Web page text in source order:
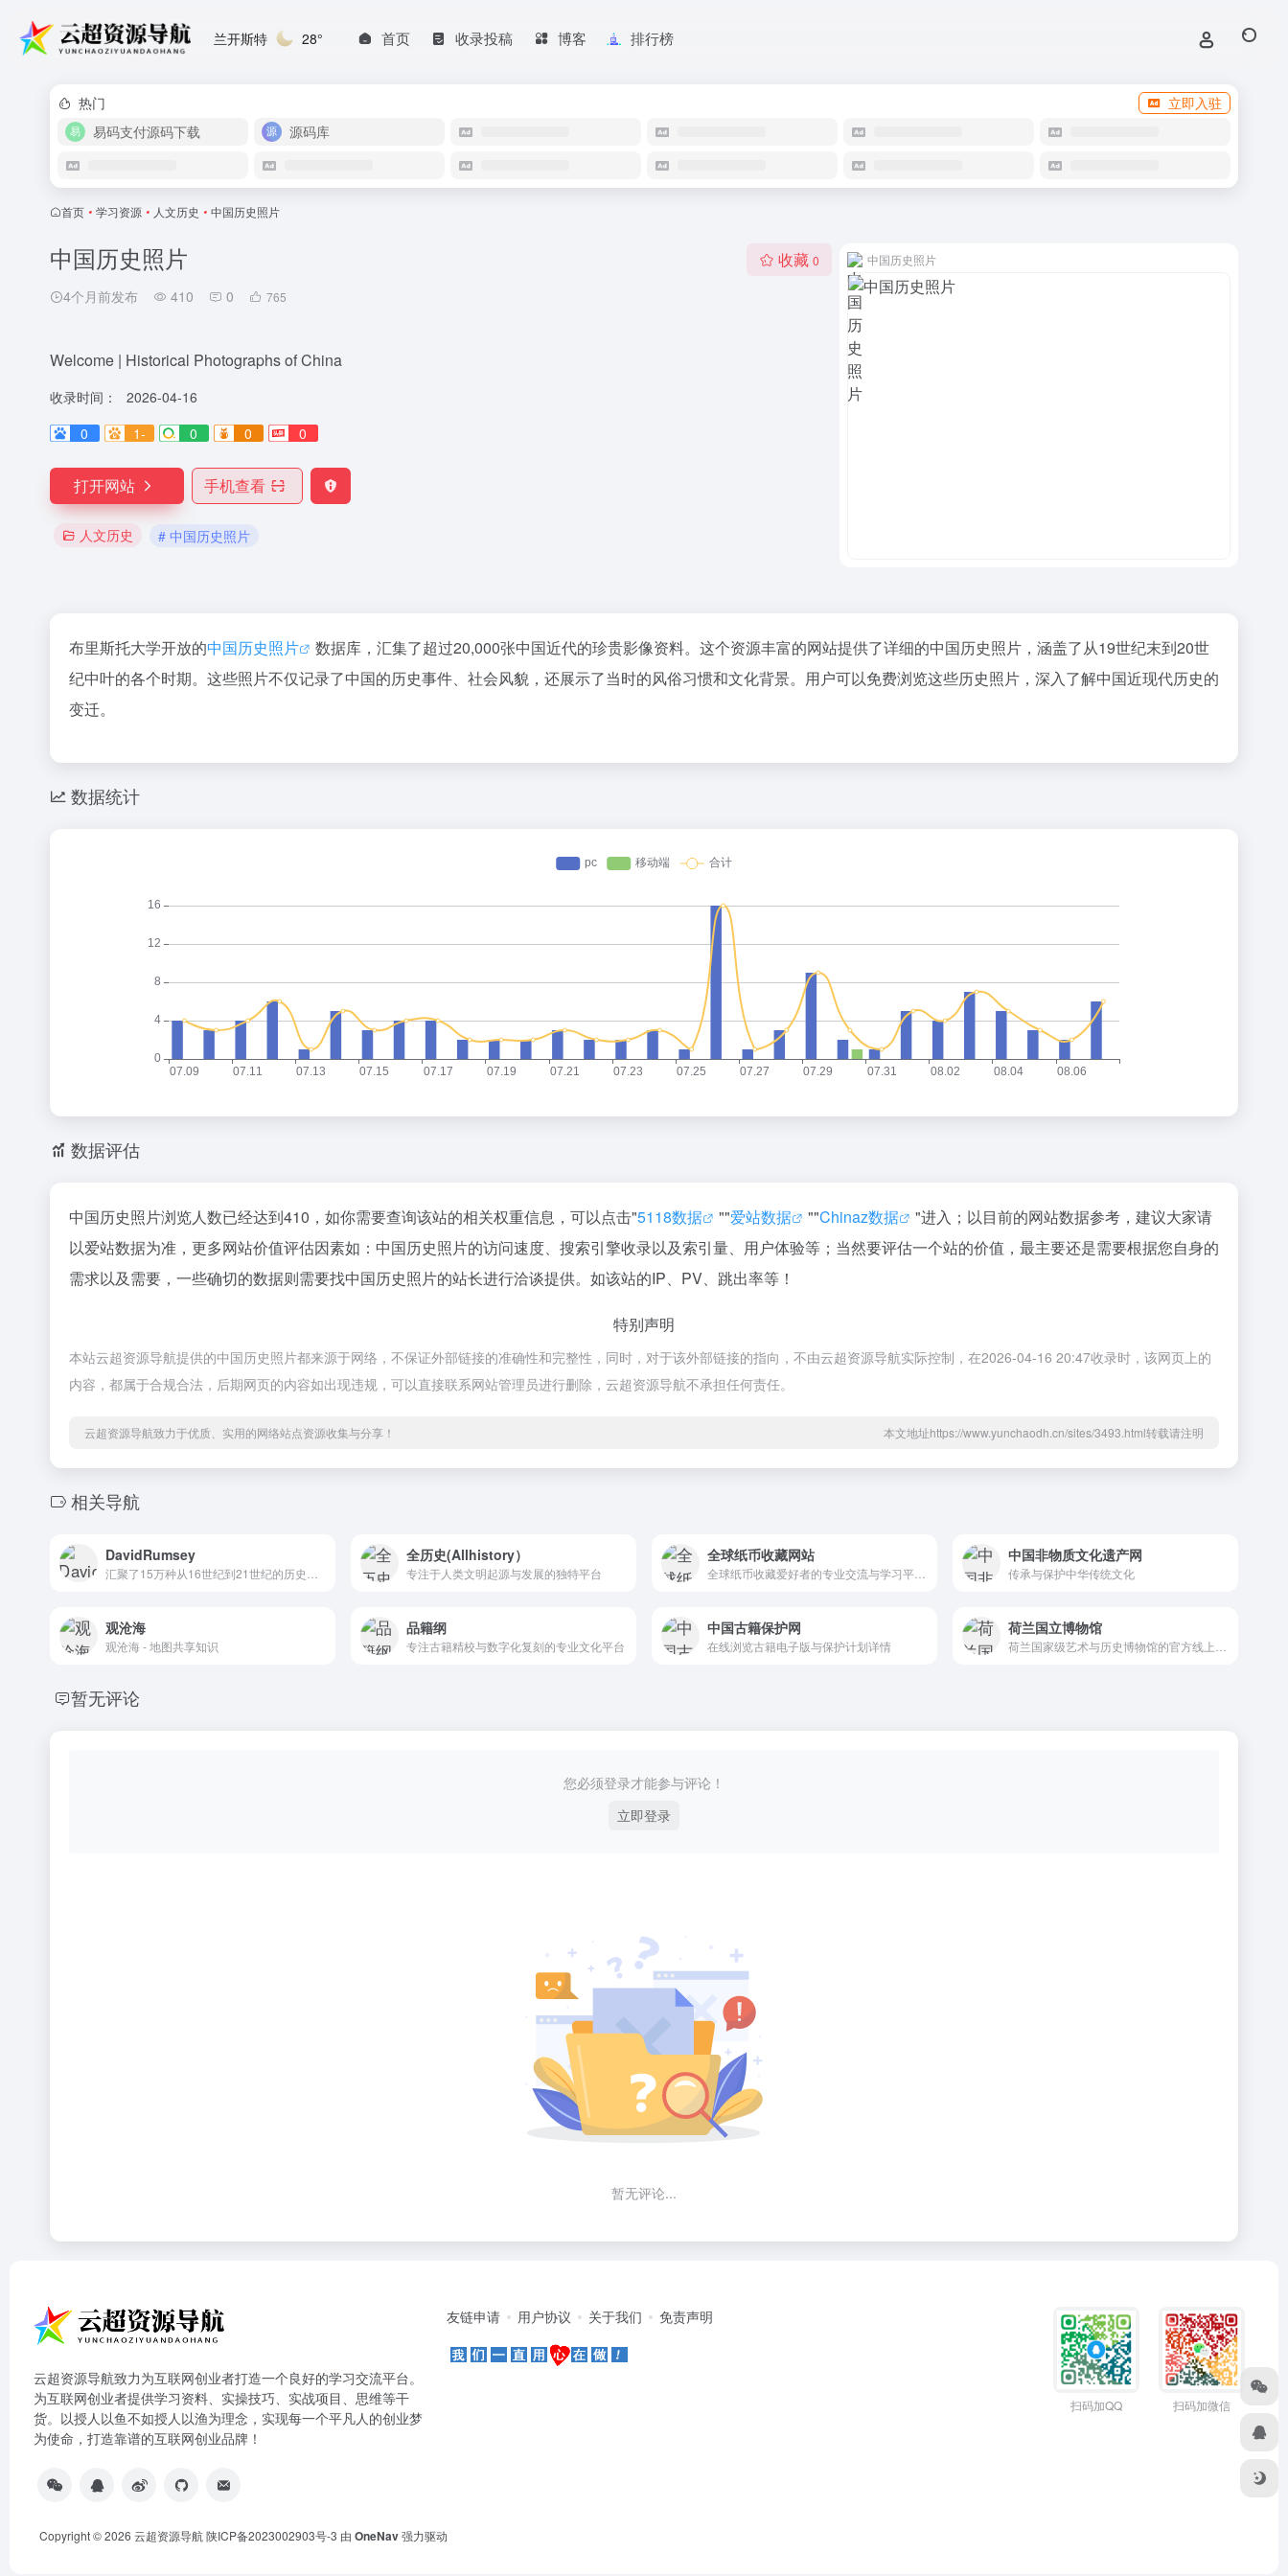
兰开斯特 28° 首页 收录投稿 博客 排行榜
热门
立即入驻
易码支付源码下载
源码库
首页 • 学习资源 • 人文历史 • 中国历史照片
中国历史照片
4个月前发布 410 0 765
收藏 0
Welcome | Historical Photographs of China
收录时间：
2026-04-16
0
1- 0 0 0
打开网站 手机查看
人文历史 # 中国历史照片
中国历史照片
布里斯托大学开放的中国历史照片
数据库，汇集了超过20,000张中国近代的珍贵影像资料。这个资源丰富的网站提供了详细的中国历史照片，涵盖了从19世纪末到20世
纪中叶的各个时期。这些照片不仅记录了中国的历史事件、社会风貌，还展示了当时的风俗习惯和文化背景。用户可以免费浏览这些历史照片，深入了解中国近现代历史的
变迁。
数据统计
数据评估
中国历史照片浏览人数已经达到410，如你需要查询该站的相关权重信息，可以点击"5118数据 ""爱站数据 ""Chinaz数据
"进入；以目前的网站数据参考，建议大家请
以爱站数据为准，更多网站价值评估因素如：中国历史照片的访问速度、搜索引擎收录以及索引量、用户体验等；当然要评估一个站的价值，最主要还是需要根据您自身的
需求以及需要，一些确切的数据则需要找中国历史照片的站长进行洽谈提供。如该站的IP、PV、跳出率等！
特别声明
本站云超资源导航提供的中国历史照片都来源于网络，不保证外部链接的准确性和完整性，同时，对于该外部链接的指向，不由云超资源导航实际控制，在2026-04-16 20:47收录时，该网页上的
内容，都属于合规合法，后期网页的内容如出现违规，可以直接联系网站管理员进行删除，云超资源导航不承担任何责任。
云超资源导航致力于优质、实用的网络站点资源收集与分享！ 本文地址https://www.yunchaodh.cn/sites/3493.html转载请注明
相关导航
DavidRumsey 全历史(Allhistory）
专注于人类文明起源与发展的独特平台
全球纸币收藏网站 中国非物质文化遗产网
传承与保护中华传统文化
观沧海
观沧海 - 地图共享知识
品籍纲
专注古籍精校与数字化复刻的专业文化平台
中国古籍保护网
在线浏览古籍电子版与保护计划详情
荷兰国立博物馆
暂无评论
您必须登录才能参与评论！
立即登录
暂无评论...
云超资源导航致力为互联网创业者打造一个良好的学习交流平台。
为互联网创业者提供学习资料、实操技巧、实战项目、思维等干
货。以授人以鱼不如授人以渔为理念，实现每一个平凡人的创业梦
为使命，打造靠谱的互联网创业品牌！
友链申请 用户协议 关于我们 免责声明
扫码加QQ 扫码加微信
Copyright © 2026 云超资源导航陕ICP备2023002903号-3 由 OneNav强力驱动